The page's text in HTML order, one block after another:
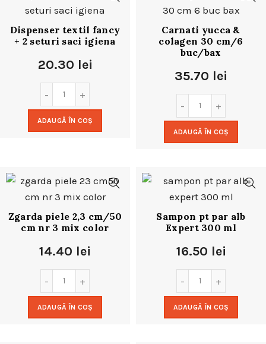
Dispenser textil fancy
+ 2 seturi saci igiena
20.30 lei
ADAUGĂ ÎN COȘ
Carnati yucca &
colagen 30 cm/6
buc/bax
35.70 lei
ADAUGĂ ÎN COȘ
Zgarda piele 2,3 cm/50
cm nr 3 mix color
14.40 lei
ADAUGĂ ÎN COȘ
Sampon pt par alb
Expert 300 ml
16.50 lei
ADAUGĂ ÎN COȘ